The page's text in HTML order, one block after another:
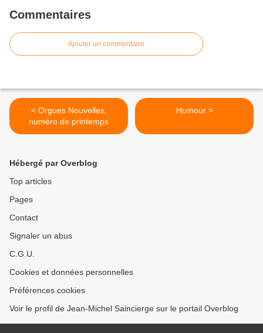
Commentaires
Ajouter un commentaire
< Orgues Nouvelles,
numéro de printemps
Humour >
Hébergé par Overblog
Top articles
Pages
Contact
Signaler un abus
C.G.U.
Cookies et données personnelles
Préférences cookies
Voir le profil de Jean-Michel Saincierge sur le portail Overblog